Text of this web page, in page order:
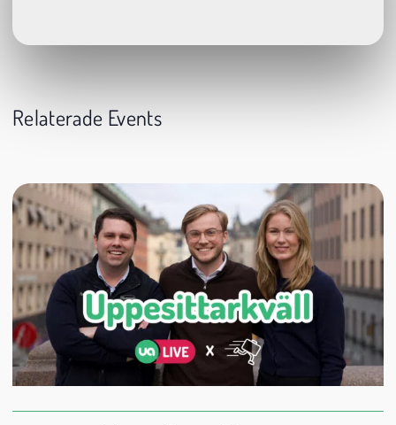
Relaterade Events
24 augusti
20:00